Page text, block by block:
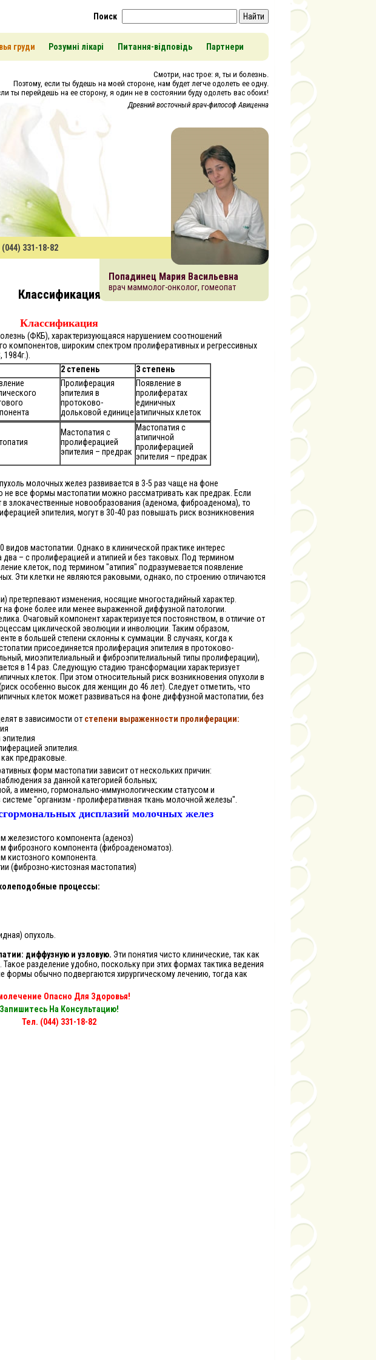
Поиск Найти
груди Розумні лікарі Питання-відповідь Партнери
Смотри, нас трое: я, ты и болезнь.
Поэтому, если ты будешь на моей стороне, нам будет легче одолеть ее одну.
ты перейдешь на ее сторону, я один не в состоянии буду одолеть вас обоих!
Древний восточный врач-философ Авиценна
331-18-82
Попадинец Мария Васильевна
врач маммолог-онколог, гомеопат
Классификация
Классификация
(ФКБ), характеризующаяся нарушением соотношений
компонентов, широким спектром пролиферативных и регрессивных
2 степень
3 степень
Пролиферация
эпителия в
протоково-
дольковой единице
Появление в
пролифератах
единичных
атипичных клеток
Мастопатия с
пролиферацией
эпителия – предрак
Мастопатия с
атипичной
пролиферацией
эпителия – предрак
молочных желез развивается в 3-5 раз чаще на фоне
не все формы мастопатии можно рассматривать как предрак. Если
злокачественные новообразования (аденома, фиброаденома), то
эпителия, могут в 30-40 раз повышать риск возникновения
мастопатии. Однако в клинической практике интерес
два – с пролиферацией и атипией и без таковых. Под термином
клеток, под термином "атипия" подразумевается появление
Эти клетки не являются раковыми, однако, по строению отличаются
претерпевают изменения, носящие многостадийный характер.
фоне более или менее выраженной диффузной патологии.
Очаговый компонент характеризуется постоянством, в отличие от
циклической эволюции и инволюции. Таким образом,
в большей степени склонны к суммации. В случаях, когда к
присоединяется пролиферация эпителия в протоково-
миоэпителиальный и фиброэпителиальный типы пролиферации),
в 14 раз. Следующую стадию трансформации характеризует
клеток. При этом относительный риск возникновения опухоли в
особенно высок для женщин до 46 лет). Следует отметить, что
клеток может развиваться на фоне диффузной мастопатии, без
в зависимости от степени выраженности пролиферации:
эпителия.
предраковые.
форм мастопатии зависит от нескольких причин:
за данной категорией больных;
а именно, гормонально-иммунологическим статусом и
"организм - пролиферативная ткань молочной железы".
дисплазий молочных желез
железистого компонента (аденоз)
фиброзного компонента (фиброаденоматоз).
кистозного компонента.
(фиброзно-кистозная мастопатия)
процессы:
опухоль.
диффузную и узловую. Эти понятия чисто клинические, так как
разделение удобно, поскольку при этих формах тактика ведения
формы обычно подвергаются хирургическому лечению, тогда как
Опасно Для Здоровья!
Запишитесь На Консультацию!
Тел. (044) 331-18-82